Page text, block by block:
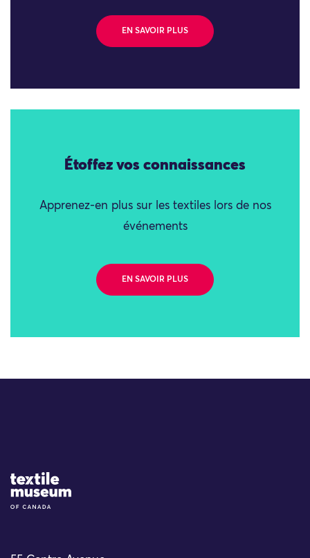
EN SAVOIR PLUS
Étoffez vos connaissances
Apprenez-en plus sur les textiles lors de nos
événements
EN SAVOIR PLUS
Site Logo